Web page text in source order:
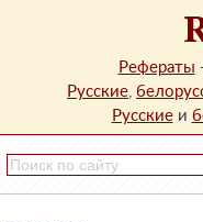
Рефераты
Русские,
Русскиеи